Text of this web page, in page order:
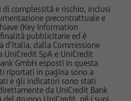
complessità e rischio, inclusi
precontrattuale e
(Key Information
pubblicitarie ed è
d’Italia, dalla Commissione
SpA e UniCredit
GmbH esposti in questa
riportati in pagina sono a
e gli indicatori sono stati
da UniCredit Bank
gruppo UniCredit, né i suoi